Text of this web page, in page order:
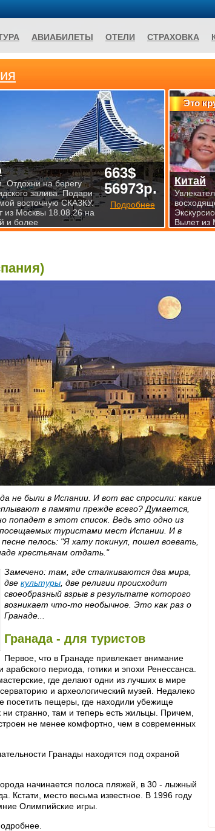
не были в Испании. И вот вас спросили: какие
в памяти прежде всего? Думается,
попадет в этот список. Ведь это одно из
туристами мест Испании. И в
пелось: "Я хату покинул, пошел воевать,
крестьянам отдать."
Замечено: там, где сталкиваются два мира,
две культуры , две религии происходит
своеобразный взрыв в результате которого
возникает что-то необычное. Это как раз о
Гранаде...
Гранада - для туристов
Первое, что в Гранаде привлекает внимание
арабского периода, готики и эпохи Ренессанса.
где делают одни из лучших в мире
и археологический музей. Недалеко
посетить пещеры, где находили убежище
странно, там и теперь есть жильцы. Причем,
не менее комфортно, чем в современных
Гранады находятся под охраной
начинается полоса пляжей, в 30 - лыжный
Кстати, место весьма известное. В 1996 году
Олимпийские игры.
663$
56973р.
Подробнее
Отдохни на берегу
залива. Подари
восточную СКАЗКУ.
из Москвы 18.08.26 на
и более
Это
Китай
Вылет из
АВИАБИЛЕТЫ ОТЕЛИ СТРАХОВКА